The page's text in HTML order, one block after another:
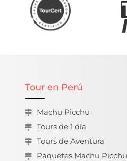
Tour en Perú
Machu Picchu
Tours de 1 día
Tours de Aventura
Paquetes Machu Picchu